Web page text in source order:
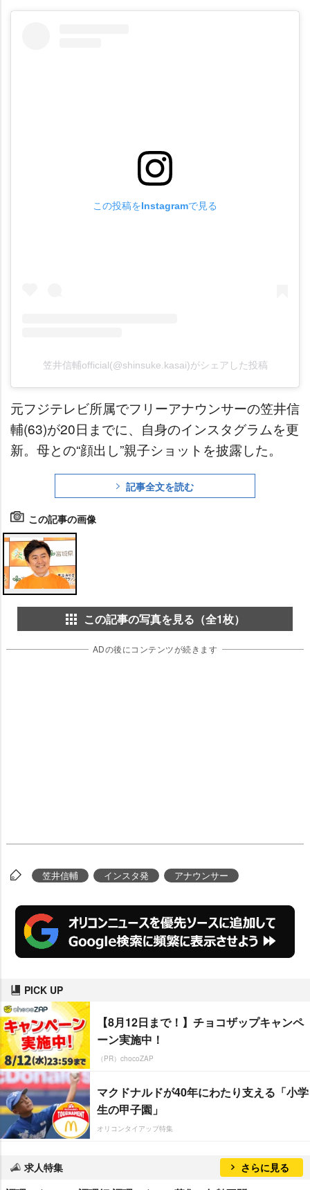
この投稿をInstagramで見る
笠井信輔official(@shinsuke.kasai)がシェアした投稿
元フジテレビ所属でフリーアナウンサーの笠井信
輔(63)が20日までに、自身のインスタグラムを更
新。母との“顔出し”親子ショットを披露した。
記事全文を読む
この記事の画像
この記事の写真を見る（全1枚）
ADの後にコンテンツが続きます
笠井信輔 インスタ発 アナウンサー
PICK UP
【8月12日まで！】チョコザップキャンペ
ーン実施中！
（PR）chocoZAP
マクドナルドが40年にわたり支える「小学
生の甲子園」
オリコンタイアップ特集
求人特集 さらに見る